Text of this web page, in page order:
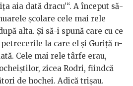
aia dată dracu’“. A început să-
școlare cele mai rele
alta. Și să-i spună care cu ce
la care el și Guriță n-
Cele mai rele târfe erau,
zicea Rodri, fiindcă
de hochei. Adică trișau.